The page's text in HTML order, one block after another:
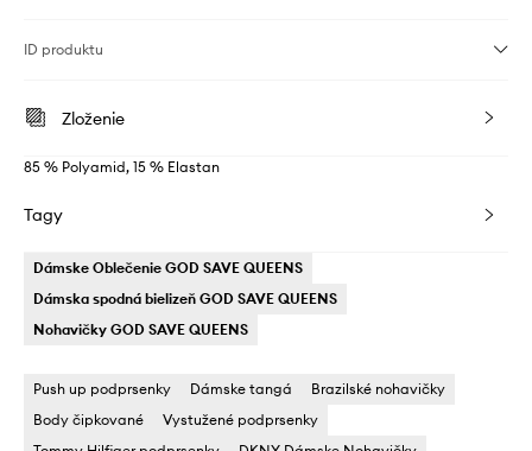
ID produktu
Zloženie
85 % Polyamid, 15 % Elastan
Tagy
Dámske Oblečenie GOD SAVE QUEENS
Dámska spodná bielizeň GOD SAVE QUEENS
Nohavičky GOD SAVE QUEENS
Push up podprsenky Dámske tangá
Brazilské nohavičky
Body čipkované
Vystužené podprsenky